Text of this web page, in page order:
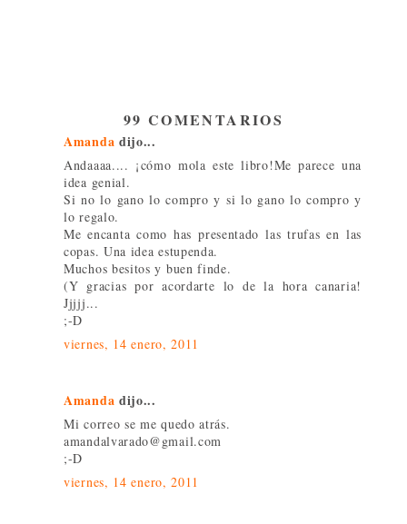
99 COMENTARIOS
Amanda dijo...
Andaaaa.... ¡cómo mola este libro!Me parece una
idea genial.
Si no lo gano lo compro y si lo gano lo compro y
lo regalo.
Me encanta como has presentado las trufas en las
copas. Una idea estupenda.
Muchos besitos y buen finde.
(Y gracias por acordarte lo de la hora canaria!
Jjjjj...
;-D
viernes, 14 enero, 2011
Amanda dijo...
Mi correo se me quedo atrás.
amandalvarado@gmail.com
;-D
viernes, 14 enero, 2011